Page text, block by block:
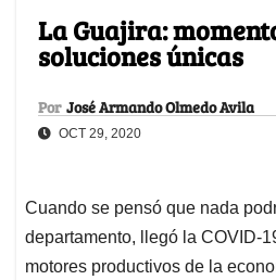
La Guajira:
soluciones únicas
Por José Armando Olmedo Avila
OCT 29, 2020
Cuando se pensó que nada
departamento, llegó la COVID-
motores productivos de la